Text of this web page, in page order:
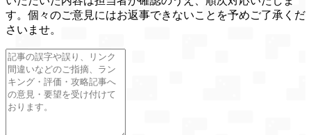
す。個々のご意見にはお返事できないことを予めご了承くだ
さいませ。